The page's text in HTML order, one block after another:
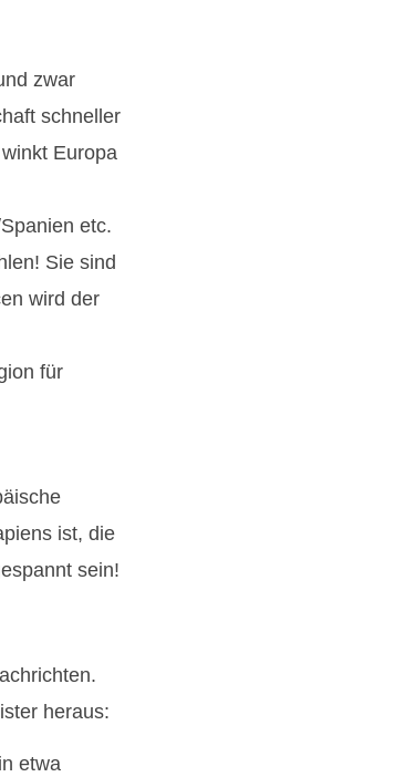
zwar
schneller
Europa
etc.
Sie sind
wird der
für
ist, die
sein!
heraus:
etwa